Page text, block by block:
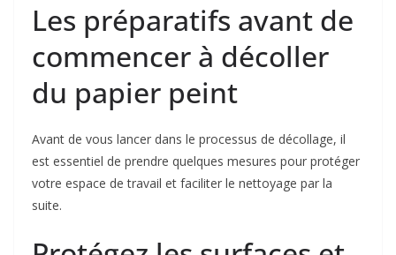
Les préparatifs avant de
commencer à décoller
du papier peint
Avant de vous lancer dans le processus de décollage, il
est essentiel de prendre quelques mesures pour protéger
votre espace de travail et faciliter le nettoyage par la
suite.